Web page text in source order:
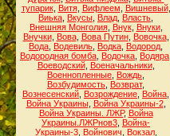
тупарик, Витя, Вифлеем Вишневый,
Виька Вкусы Влад Власть
Внешняя Монголия, Внук, Внуки,
Внучки, Вова, Вова Путин, Вовочка,
Вода Водевиль Водка Водород
Водородная бомба Водочка Водяра
Воеводский, Военачальники,
Военнопленные Вождь
Возбудимость Возврат,
Вознесенский Возрождение Война
Война Украины, Война Украины-2,
Война Украины. ЛЖР, Война
Украины.ЛЖРнов3 Война-
Украины-3, Войнович Вокзал,